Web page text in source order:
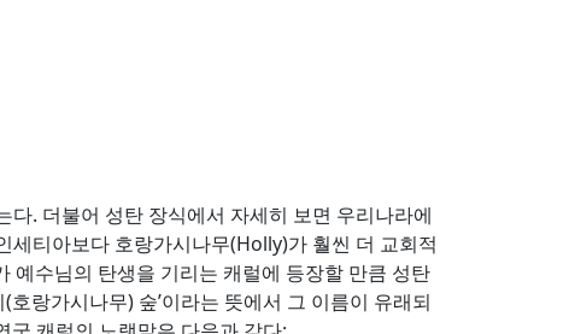
. 더불어 성탄 장식에서 자세히 보면 우리나라에
티아보다 호랑가시나무(Holly)가 훨씬 더 교회적
예수님의 탄생을 기리는 캐럴에 등장할 만큼 성탄
랑가시나무) 숲’이라는 뜻에서 그 이름이 유래되